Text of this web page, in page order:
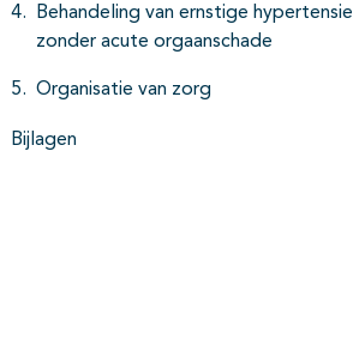
Behandeling van ernstige hypertensie
zonder acute orgaanschade
Organisatie van zorg
Bijlagen